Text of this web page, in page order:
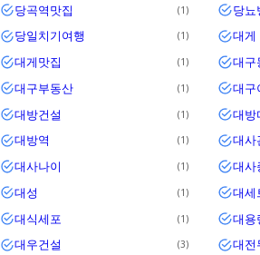
당곡역맛집 1 당뇨
당일치기여행 1 대게
대게맛집 1 대구
대구부동산 1 대구
대방건설 1 대방
대방역 1 대사
대사나이 1 대사
대성 1 대세
대식세포 1 대용
대우건설 3 대전